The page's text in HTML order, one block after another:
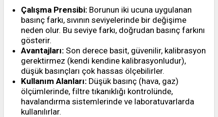
Çalışma Prensibi: Borunun iki ucuna uygulanan
basınç farkı, sıvının seviyelerinde bir değişime
neden olur. Bu seviye farkı, doğrudan basınç farkını
gösterir.
Avantajları: Son derece basit, güvenilir, kalibrasyon
gerektirmez (kendi kendine kalibrasyonludur),
düşük basınçları çok hassas ölçebilirler.
Kullanım Alanları: Düşük basınç (hava, gaz)
ölçümlerinde, filtre tıkanıklığı kontrolünde,
havalandırma sistemlerinde ve laboratuvarlarda
kullanılırlar.